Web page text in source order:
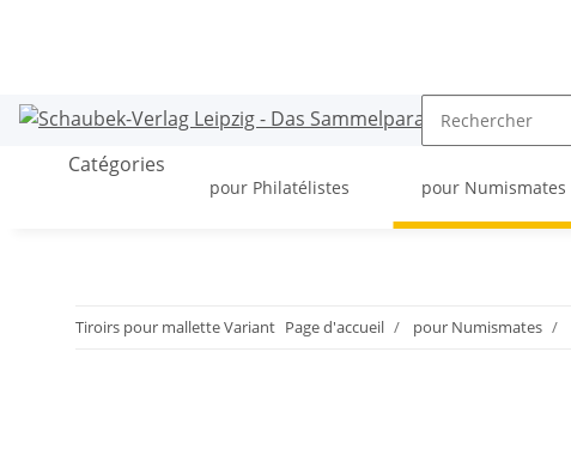
Catégories
pour Philatélistes pour Numismates
Tiroirs pour mallette Variant Page d'accueil pour Numismates